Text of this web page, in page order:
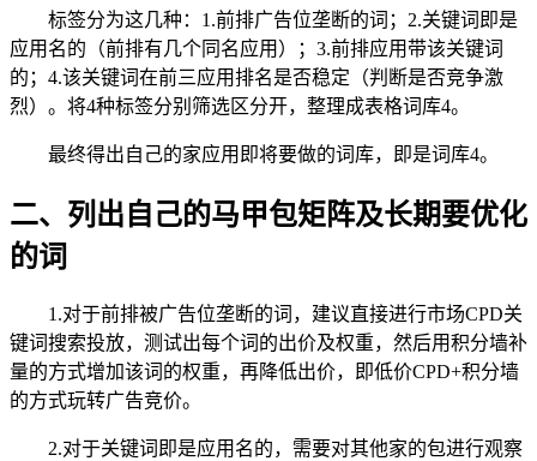
标签分为这几种：1.前排广告位垄断的词；2.关键词即是
应用名的（前排有几个同名应用）；3.前排应用带该关键词
的；4.该关键词在前三应用排名是否稳定（判断是否竞争激
烈）。将4种标签分别筛选区分开，整理成表格词库4。
最终得出自己的家应用即将要做的词库，即是词库4。
二、列出自己的马甲包矩阵及长期要优化
的词
1.对于前排被广告位垄断的词，建议直接进行市场CPD关
键词搜索投放，测试出每个词的出价及权重，然后用积分墙补
量的方式增加该词的权重，再降低出价，即低价CPD+积分墙
的方式玩转广告竞价。
2.对于关键词即是应用名的，需要对其他家的包进行观察